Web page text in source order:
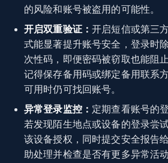
的风险和账号被盗用的可能性。
开启双重验证：开启短信或第三
式能显著提升账号安全，登录时
次性码，即便密码被窃取也能阻
记得保存备用码或绑定备用联系
可用时仍可找回账号。
异常登录监控： 定期查看账号的
若发现陌生地点或设备的登录尝
该设备授权，同时提交安全报告
助处理并检查是否有更多异常活